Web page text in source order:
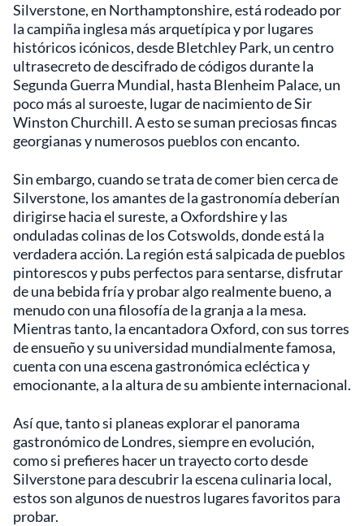
Silverstone, en Northamptonshire, está rodeado por
la campiña inglesa más arquetípica y por lugares
históricos icónicos, desde Bletchley Park, un centro
ultrasecreto de descifrado de códigos durante la
Segunda Guerra Mundial, hasta Blenheim Palace, un
poco más al suroeste, lugar de nacimiento de Sir
Winston Churchill. A esto se suman preciosas fincas
georgianas y numerosos pueblos con encanto.
Sin embargo, cuando se trata de comer bien cerca de
Silverstone, los amantes de la gastronomía deberían
dirigirse hacia el sureste, a Oxfordshire y las
onduladas colinas de los Cotswolds, donde está la
verdadera acción. La región está salpicada de pueblos
pintorescos y pubs perfectos para sentarse, disfrutar
de una bebida fría y probar algo realmente bueno, a
menudo con una filosofía de la granja a la mesa.
Mientras tanto, la encantadora Oxford, con sus torres
de ensueño y su universidad mundialmente famosa,
cuenta con una escena gastronómica ecléctica y
emocionante, a la altura de su ambiente internacional.
Así que, tanto si planeas explorar el panorama
gastronómico de Londres, siempre en evolución,
como si prefieres hacer un trayecto corto desde
Silverstone para descubrir la escena culinaria local,
estos son algunos de nuestros lugares favoritos para
probar.